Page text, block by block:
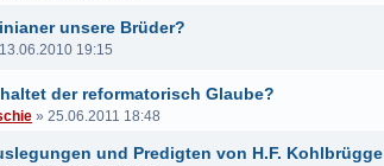
unsere Brüder?
13.06.2010 19:15
der reformatorisch Glaube?
» 25.06.2011 18:48
und Predigten von H.F. Kohlbrügge